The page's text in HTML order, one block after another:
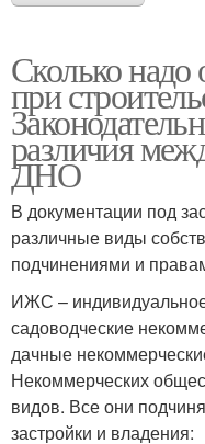
Сколько надо
при
различия
ДНО
В документации под
различные виды
подчинениями и
ИЖС –
садоводческие
дачные
Некоммерческих
видов. Все они
застройки и владения: